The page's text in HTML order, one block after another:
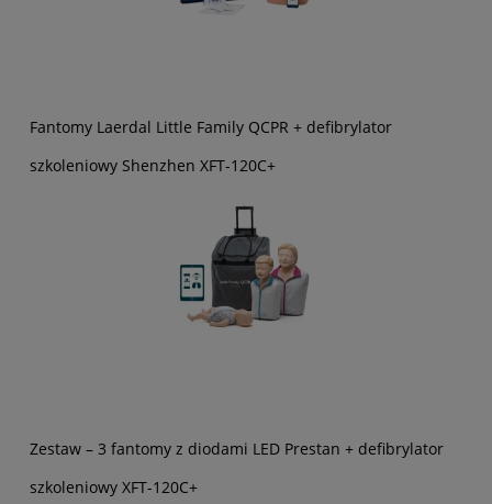
Fantomy Laerdal Little Family QCPR + defibrylator
szkoleniowy Shenzhen XFT-120C+
Zestaw – 3 fantomy z diodami LED Prestan + defibrylator
szkoleniowy XFT-120C+